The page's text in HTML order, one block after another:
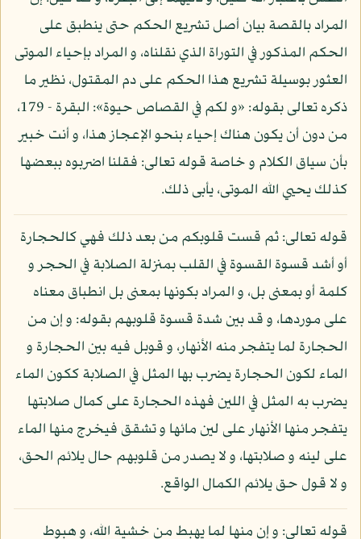
المراد بالقصة بيان أصل تشريع الحكم حتى ينطبق على
الحكم المذكور في التوراة الذي نقلناه، و المراد بإحياء الموتى
العثور بوسيلة تشريع هذا الحكم على دم المقتول، نظير ما
ذكره تعالى بقوله: «و لكم في القصاص حيوة»: البقرة - 179،
من دون أن يكون هناك إحياء بنحو الإعجاز هذا، و أنت خبير
بأن سياق الكلام و خاصة قوله تعالى: فقلنا اضربوه ببعضها
كذلك يحيي الله الموتى، يأبى ذلك.
قوله تعالى: ثم قست قلوبكم من بعد ذلك فهي كالحجارة
أو أشد قسوة القسوة في القلب بمنزلة الصلابة في الحجر و
كلمة أو بمعنى بل، و المراد بكونها بمعنى بل انطباق معناه
على موردها، و قد بين شدة قسوة قلوبهم بقوله: و إن من
الحجارة لما يتفجر منه الأنهار، و قوبل فيه بين الحجارة و
الماء لكون الحجارة يضرب بها المثل في الصلابة ككون الماء
يضرب به المثل في اللين فهذه الحجارة على كمال صلابتها
يتفجر منها الأنهار على لين مائها و تشقق فيخرج منها الماء
على لينه و صلابتها، و لا يصدر من قلوبهم حال يلائم الحق،
و لا قول حق يلائم الكمال الواقع.
قوله تعالى: و إن منها لما يهبط من خشية الله، و هبوط